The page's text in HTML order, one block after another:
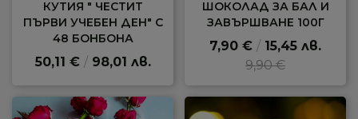
КУТИЯ " ЧЕСТИТ
ПЪРВИ УЧЕБЕН ДЕН" С
48 БОНБОНА
50,11 € /98,01 лв.
ШОКОЛАД ЗА БАЛ И
ЗАВЪРШВАНЕ 100Г
7,90 € / 15,45 лв.
9,90 €